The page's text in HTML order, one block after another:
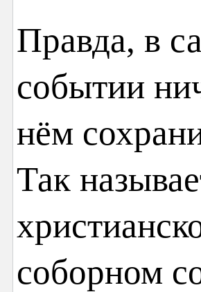
Правда, в
событии
нём
Так
соборном